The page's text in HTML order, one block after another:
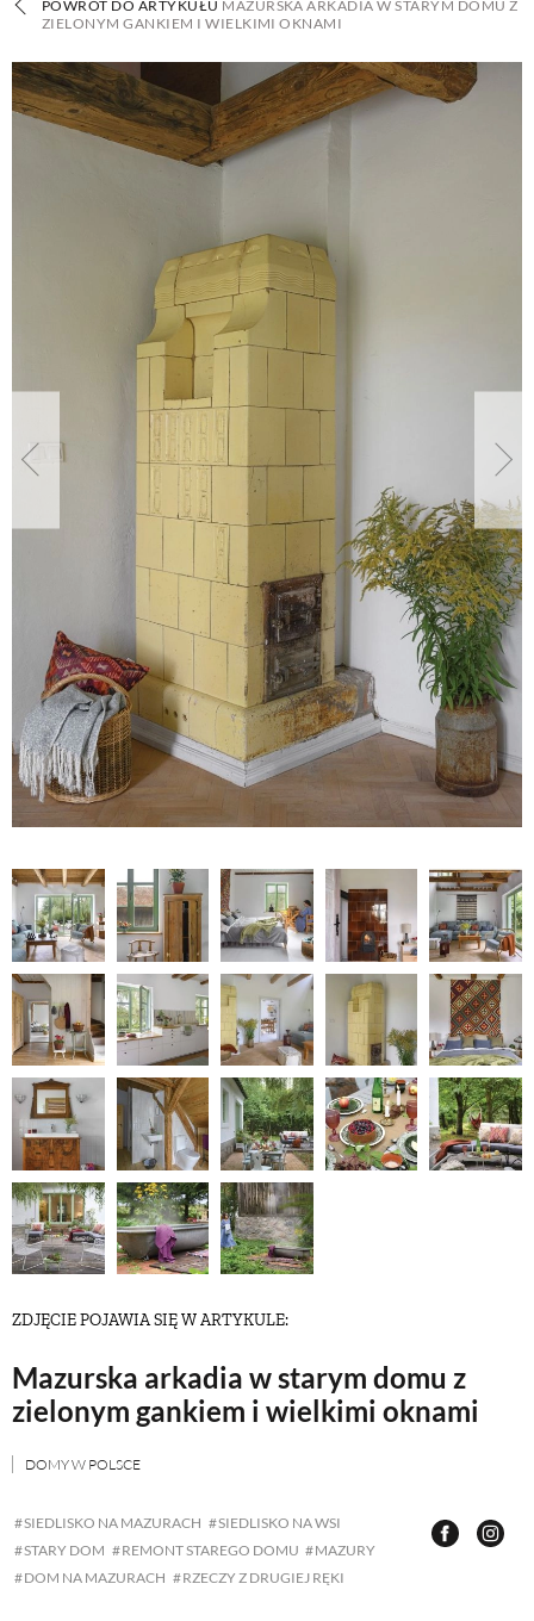
POWRÓT DO ARTYKUŁU MAZURSKA ARKADIA W STARYM DOMU Z
ZIELONYM GANKIEM I WIELKIMI OKNAMI
ZDJĘCIE POJAWIA SIĘ W ARTYKULE:
Mazurska arkadia w starym domu z
zielonym gankiem i wielkimi oknami
DOMY W POLSCE
SIEDLISKO NA MAZURACH
SIEDLISKO NA WSI
STARY DOM
REMONT STAREGO DOMU
MAZURY
DOM NA MAZURACH
RZECZY Z DRUGIEJ RĘKI
BUDUJEMY DOM
OGRÓD
WARZYWA I OWOCE
ROŚLINY OGRODOWE
PORADY
ZIELEŃ W DOMU
PROJEKTOWANIE OGRODU
NATURALNIE
URODA
NATURALNA APTECZKA
DLA DOMU
EKO ŻYCIE
PRZYRODA
ZWIERZĘTA DOMOWE
ZWIERZĘTA W NATURZE
GRZYBY
KRAJOBRAZ
RZEMIOSŁO
ZRÓB TO SAM